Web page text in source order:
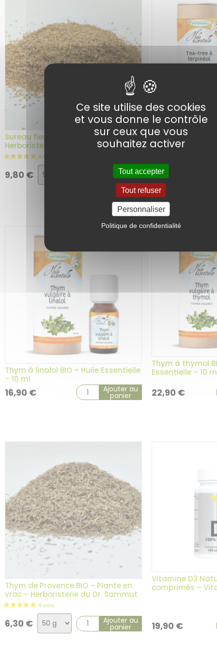
Sureau fleur BIO – Plante en vrac –
Herboristerie du Dr. Sammut
9,80 €
Choix
de
Ajouter au
panier
Tea tree BIO –
Huile Essentielle
6,90
Thym à linalol BIO – Huile Essentielle
– 10 ml
16,90 € Ajouter au
panier
Thym à thymol
Essentielle – 10
22,90 €
Thym de Provence BIO – Plante en
vrac – Herboristerie du Dr. Sammut
6,30 €
Choix
de
Ajouter au
panier
Vitamine D3
comprimés –
19,90 €
Ce site utilise des cookies
et vous donne le contrôle
sur ceux que vous
souhaitez activer
Tout accepter
Tout refuser
Personnaliser
Politique de confidentialité